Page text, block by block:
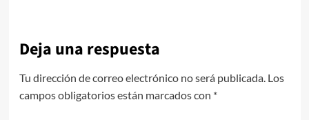
Deja una respuesta
Tu dirección de correo electrónico no será publicada. Los
campos obligatorios están marcados con *